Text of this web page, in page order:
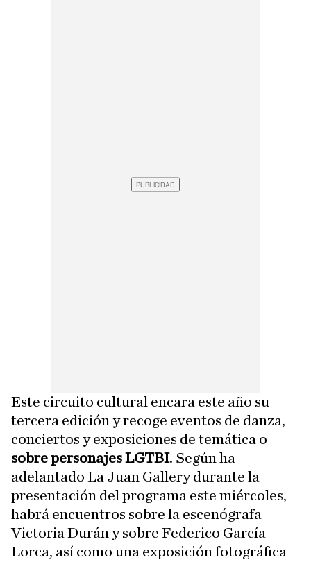
Este circuito cultural encara este año su
tercera edición y recoge eventos de danza,
conciertos y exposiciones de temática o
sobre personajes LGTBI. Según ha
adelantado La Juan Gallery durante la
presentación del programa este miércoles,
habrá encuentros sobre la escenógrafa
Victoria Durán y sobre Federico García
Lorca, así como una exposición fotográfica